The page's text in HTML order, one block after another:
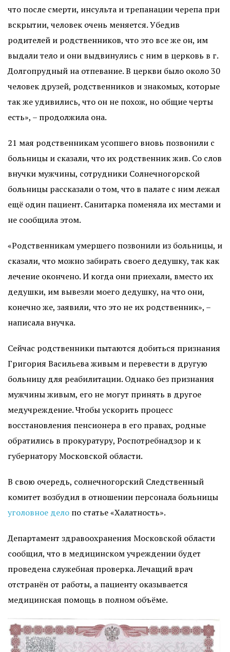
что после смерти, инсульта и трепанации черепа при
вскрытии, человек очень меняется. Убедив
родителей и родственников, что это все же он, им
выдали тело и они выдвинулись с ним в церковь в г.
Долгопрудный на отпевание. В церкви было около 30
человек друзей, родственников и знакомых, которые
так же удивились, что он не похож, но общие черты
есть», – продолжила она.
21 мая родственникам усопшего вновь позвонили с
больницы и сказали, что их родственник жив. Со слов
внучки мужчины, сотрудники Солнечногорской
больницы рассказали о том, что в палате с ним лежал
ещё один пациент. Санитарка поменяла их местами и
не сообщила этом.
«Родственникам умершего позвонили из больницы, и
сказали, что можно забирать своего дедушку, так как
лечение окончено. И когда они приехали, вместо их
дедушки, им вывезли моего дедушку, на что они,
конечно же, заявили, что это не их родственник», –
написала внучка.
Сейчас родственники пытаются добиться признания
Григория Васильева живым и перевести в другую
больницу для реабилитации. Однако без признания
мужчины живым, его не могут принять в другое
медучреждение. Чтобы ускорить процесс
восстановления пенсионера в его правах, родные
обратились в прокуратуру, Роспотребнадзор и к
губернатору Московской области.
В свою очередь, солнечногорский Следственный
комитет возбудил в отношении персонала больницы
уголовное дело по статье «Халатность».
Департамент здравоохранения Московской области
сообщил, что в медицинском учреждении будет
проведена служебная проверка. Лечащий врач
отстранён от работы, а пациенту оказывается
медицинская помощь в полном объёме.